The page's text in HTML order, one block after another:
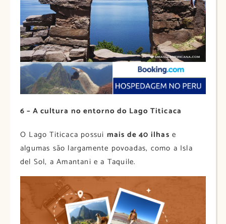
6 – A cultura no entorno do Lago Titicaca
O Lago Titicaca possui mais de 40 ilhas e
algumas são largamente povoadas, como a Isla
del Sol, a Amantani e a Taquile.